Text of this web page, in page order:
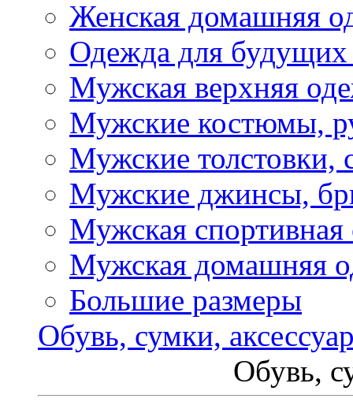
Женская домашняя
Одежда для
Мужская верхняя
Мужские костюмы,
Мужские толстовки,
Мужские джинсы,
Мужская спортивная
Мужская домашняя
Большие размеры
Обувь, сумки,
Обувь,